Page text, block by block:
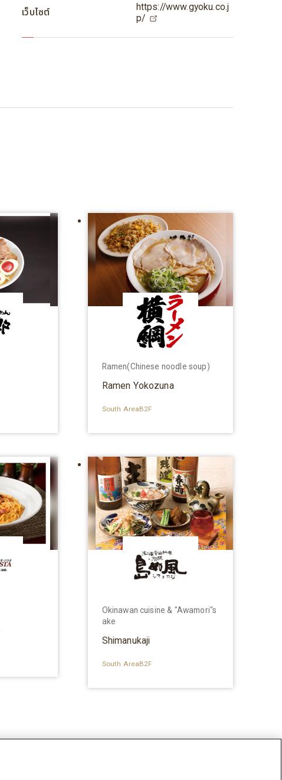
เว็บไซต์
https://www.gyoku.co.j
p/
Ramen(Chinese noodle soup)
Ramen Yokozuna
South AreaB2F
Okinawan cuisine & "Awamori"s
ake
Shimanukaji
South AreaB2F